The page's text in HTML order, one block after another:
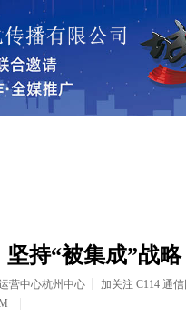
持“被集成”战
营中心杭州中心
加关注 C114 通